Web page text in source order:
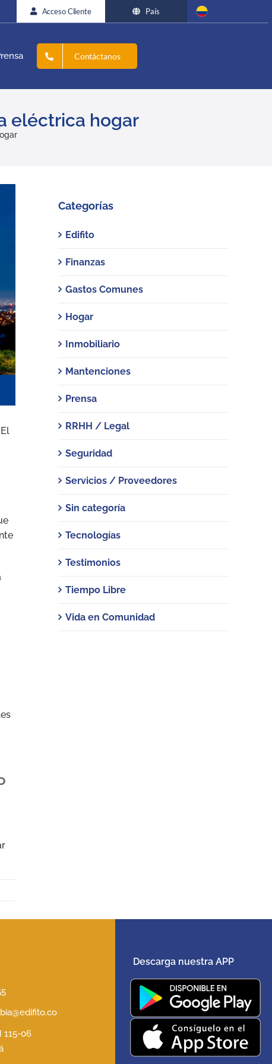
Acceso Cliente País
Contáctanos
eléctrica hogar
Categorías
Edifito
Finanzas
Gastos Comunes
Hogar
Inmobiliario
Mantenciones
Prensa
RRHH / Legal
Seguridad
Servicios / Proveedores
Sin categoría
Tecnologías
Testimonios
Tiempo Libre
Vida en Comunidad
115-06
Descarga nuestra APP